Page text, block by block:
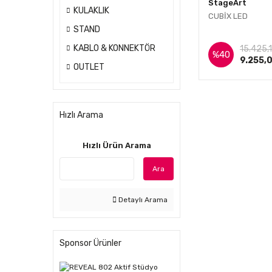
KULAKLIK
STAND
KABLO & KONNEKTÖR
OUTLET
Hızlı Arama
Hızlı Ürün Arama
Ara
Detaylı Arama
Sponsor Ürünler
StageArt
CUBİX LED
%40